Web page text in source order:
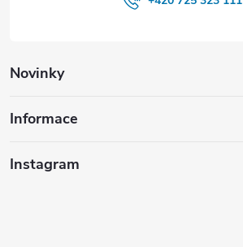
Novinky
Informace
Instagram